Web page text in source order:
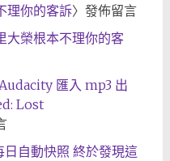
理你的客訴〉發佈留言
大榮根本不理你的客
Audacity 匯入 mp3 出
Lost
自動快照 終於發現這